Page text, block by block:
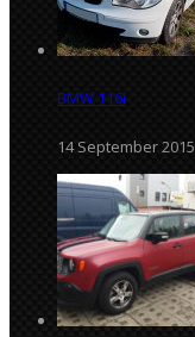
BMW 116i
14 September 2015